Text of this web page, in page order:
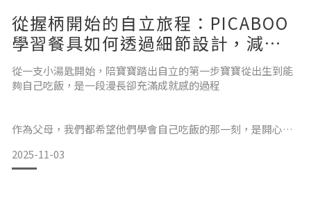
而一套餐具，能否讓寶寶「握得穩」、「用得好」，將大大影
響他對吃飯這件事的興趣與信心PICABOO 的設計靈感
從握柄開始的自立旅程：PICABOO
學習餐具如何透過細節設計，減少
手眼協調的挫折感
從一支小湯匙開始，陪寶寶踏出自立的第一步寶寶從出生到能
夠自己吃飯，是一段漫長卻充滿成就感的過程
作為父母，我們都希望他們學會自己吃飯的那一刻，是開心
餐具 的初衷，就是想幫助寶寶在這條路上走得更輕鬆一點、更
有信心一點
2025-11-03